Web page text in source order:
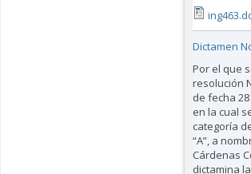
Dictamen
Por el que
resolución
de fecha
en la cual
categoría
“A”, a
Cárdenas
dictamina